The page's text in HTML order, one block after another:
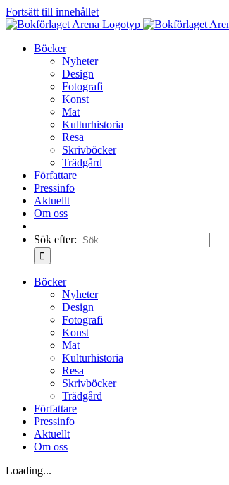
Fortsätt till innehållet
Böcker
Nyheter
Design
Fotografi
Konst
Mat
Kulturhistoria
Resa
Skrivböcker
Trädgård
Författare
Pressinfo
Aktuellt
Om oss
Sök efter:
Böcker
Nyheter
Design
Fotografi
Konst
Mat
Kulturhistoria
Resa
Skrivböcker
Trädgård
Författare
Pressinfo
Aktuellt
Om oss
Loading...